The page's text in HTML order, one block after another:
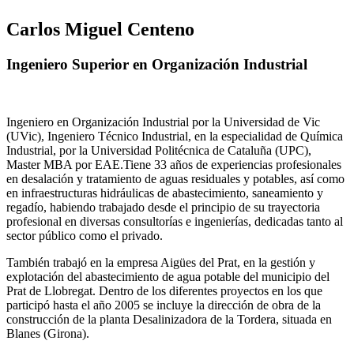
Carlos Miguel Centeno
Ingeniero Superior en Organización Industrial
Ingeniero en Organización Industrial por la Universidad de Vic
(UVic), Ingeniero Técnico Industrial, en la especialidad de Química
Industrial, por la Universidad Politécnica de Cataluña (UPC),
Master MBA por EAE.Tiene 33 años de experiencias profesionales
en desalación y tratamiento de aguas residuales y potables, así como
en infraestructuras hidráulicas de abastecimiento, saneamiento y
regadío, habiendo trabajado desde el principio de su trayectoria
profesional en diversas consultorías e ingenierías, dedicadas tanto al
sector público como el privado.
También trabajó en la empresa Aigües del Prat, en la gestión y
explotación del abastecimiento de agua potable del municipio del
Prat de Llobregat. Dentro de los diferentes proyectos en los que
participó hasta el año 2005 se incluye la dirección de obra de la
construcción de la planta Desalinizadora de la Tordera, situada en
Blanes (Girona).